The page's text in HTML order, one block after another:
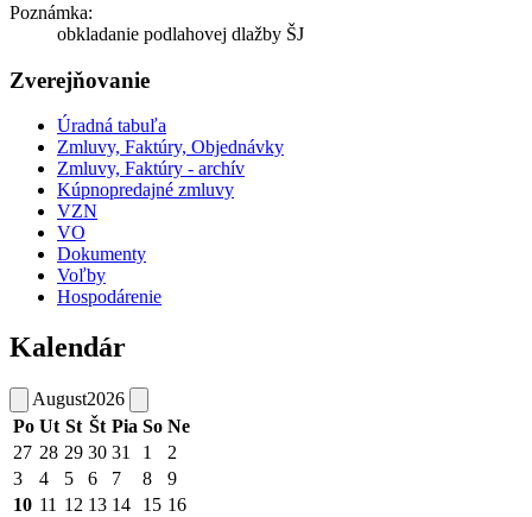
Poznámka:
obkladanie podlahovej dlažby ŠJ
Zverejňovanie
Úradná tabuľa
Zmluvy, Faktúry, Objednávky
Zmluvy, Faktúry - archív
Kúpnopredajné zmluvy
VZN
VO
Dokumenty
Voľby
Hospodárenie
Kalendár
August2026
Po Ut St Št Pia So Ne
27 28 29 30 31 1
2
3
4 5 6 7 8
9
10 11 12 13 14 15 16